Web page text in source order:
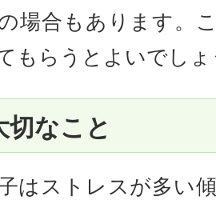
場合もあります。
もらうとよいでしょ
切なこと
はストレスが多い